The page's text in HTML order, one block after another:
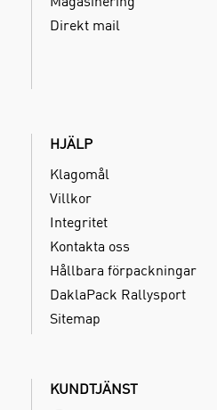
Direkt mail
HJÄLP
Klagomål
Villkor
Integritet
Kontakta oss
Hållbara förpackningar
DaklaPack Rallysport
Sitemap
KUNDTJÄNST